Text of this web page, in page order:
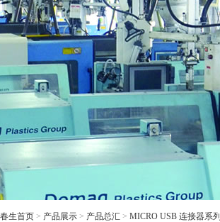
春生首页 > 产品展示 > 产品总汇 > MICRO USB 连接器系列